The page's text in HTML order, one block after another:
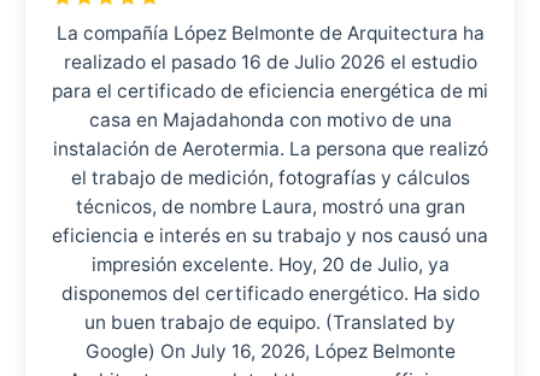
La compañía López Belmonte de Arquitectura ha
realizado el pasado 16 de Julio 2026 el estudio
para el certificado de eficiencia energética de mi
casa en Majadahonda con motivo de una
instalación de Aerotermia. La persona que realizó
el trabajo de medición, fotografías y cálculos
técnicos, de nombre Laura, mostró una gran
eficiencia e interés en su trabajo y nos causó una
impresión excelente. Hoy, 20 de Julio, ya
disponemos del certificado energético. Ha sido
un buen trabajo de equipo. (Translated by
Google) On July 16, 2026, López Belmonte